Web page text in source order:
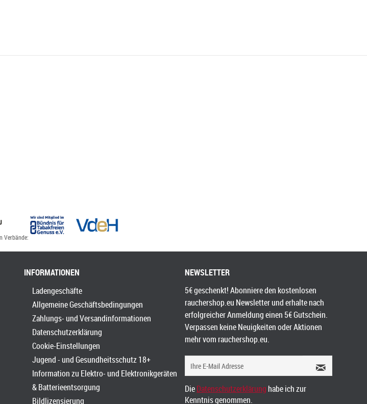
Verbände:
INFORMATIONEN
Ladengeschäfte
Allgemeine Geschäftsbedingungen
Zahlungs- und Versandinformationen
Datenschutzerklärung
Cookie-Einstellungen
Jugend - und Gesundheitsschutz 18+
Information zu Elektro- und Elektronikgeräten
& Batterieentsorgung
Bildlizensierung
NEWSLETTER
5€ geschenkt! Abonniere den kostenlosen
rauchershop.eu Newsletter und erhalte nach
erfolgreicher Anmeldung einen 5€ Gutschein.
Verpassen keine Neuigkeiten oder Aktionen
mehr vom rauchershop.eu.
DieDatenschutzerklärung habe ich zur
Kenntnis genommen.